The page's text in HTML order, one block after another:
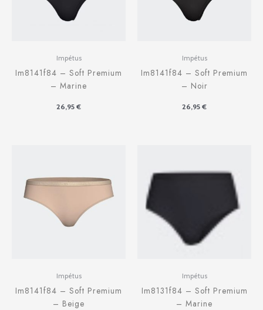
Impétus
Im8141f84 – Soft Premium
– Marine
26,95 €
Impétus
Im8141f84 – Soft Premium
– Noir
26,95 €
Impétus
Im8141f84 – Soft Premium
– Beige
Impétus
Im8131f84 – Soft Premium
– Marine